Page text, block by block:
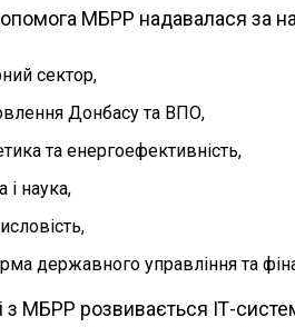
МБРР надавалася за
сектор,
Донбасу та ВПО,
та енергоефективність,
і наука,
державного управління та
з МБРР розвивається ІТ-